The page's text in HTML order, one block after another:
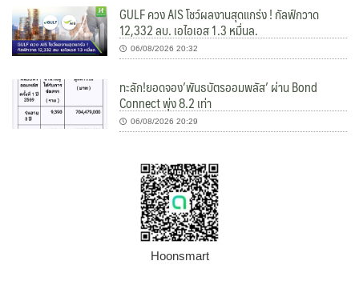
GULF ควง AIS โชว์ผลงานสุดแกร่ง ! กัลฟ์กวาด
12,332 ลบ. เอไอเอส 1.3 หมื่นล.
06/08/2026 20:32
ทะลัก!ยอดจอง’พันธบัตรออมพลัส’ ผ่าน Bond
Connect พุ่ง 8.2 เท่า
06/08/2026 20:29
Hoonsmart